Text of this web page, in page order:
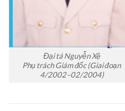
Đại tá Nguyễn Xệ
Phụ trách Giám đốc (Giai đoạn
4/2002–02/2004)